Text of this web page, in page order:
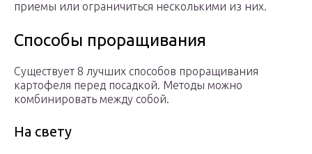
приемы или ограничиться несколькими из них.
Способы проращивания
Существует 8 лучших способов проращивания
картофеля перед посадкой. Методы можно
комбинировать между собой.
На свету